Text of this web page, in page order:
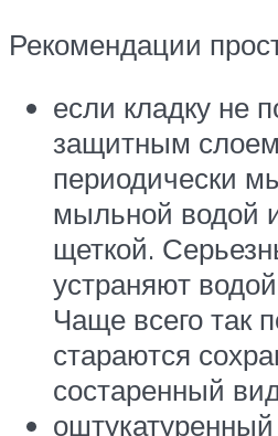
Рекомендации
если кладку не
защитным
периодически
мыльной водой
щеткой.
устраняют
Чаще всего так
стараются
состаренный